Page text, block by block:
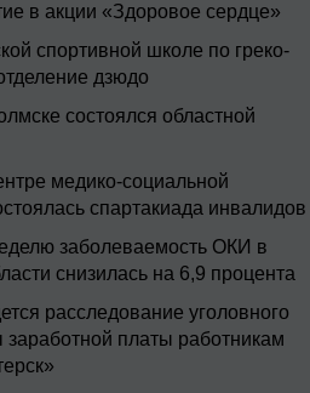
в акции «Здоровое сердце»
спортивной школе по греко-
дзюдо
состоялся областной
медико-социальной
спартакиада инвалидов
заболеваемость ОКИ в
снизилась на 6,9 процента
расследование уголовного
платы работникам